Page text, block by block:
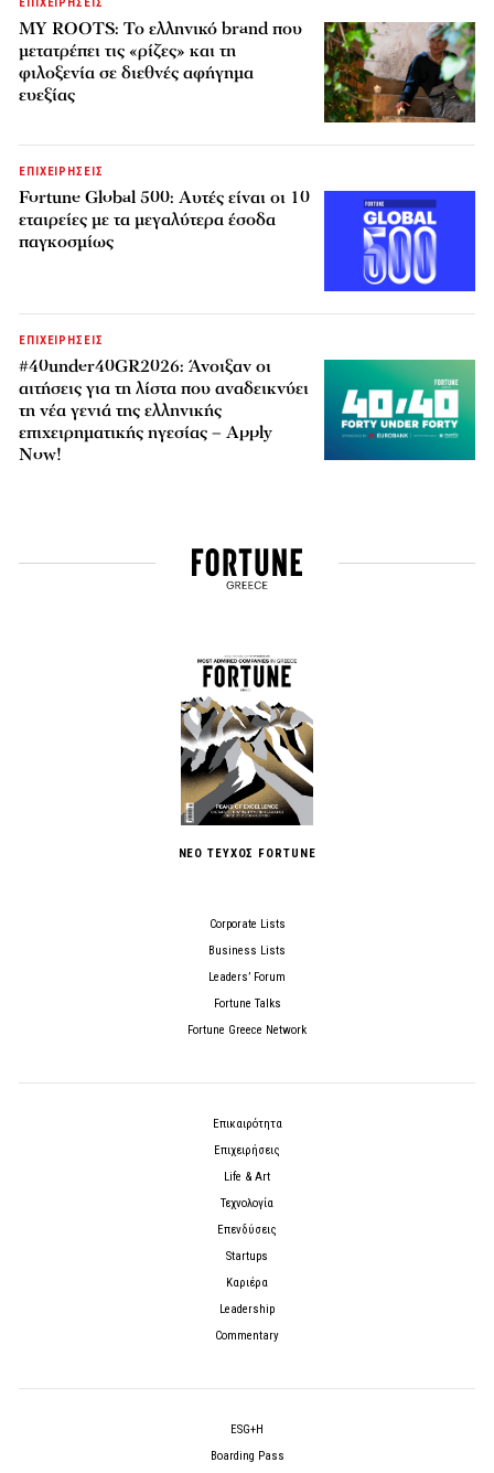
MY ROOTS: Το ελληνικό brand που
μετατρέπει τις «ρίζες» και τη
φιλοξενία σε διεθνές αφήγημα
ευεξίας
ΕΠΙΧΕΙΡΗΣΕΙΣ
Fortune Global 500: Αυτές είναι οι 10
εταιρείες με τα μεγαλύτερα έσοδα
παγκοσμίως
ΕΠΙΧΕΙΡΗΣΕΙΣ
#40under40GR2026: Άνοιξαν οι
αιτήσεις για τη λίστα που αναδεικνύει
τη νέα γενιά της ελληνικής
επιχειρηματικής ηγεσίας – Apply
Now!
ΝΕΟ ΤΕΥΧΟΣ FORTUNE
Corporate Lists
Business Lists
Leaders’ Forum
Fortune Talks
Fortune Greece Network
Επικαιρότητα
Επιχειρήσεις
Life & Art
Τεχνολογία
Επενδύσεις
Startups
Καριέρα
Leadership
Commentary
ESG+H
Boarding Pass